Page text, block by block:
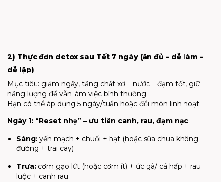
2) Thực đơn detox sau Tết 7 ngày (ăn đủ – dễ làm –
dễ lặp)
Mục tiêu: giảm ngấy, tăng chất xơ – nước – đạm tốt, giữ
năng lượng để vẫn làm việc bình thường.
Bạn có thể áp dụng 5 ngày/tuần hoặc đổi món linh hoạt.
Ngày 1: “Reset nhẹ” – ưu tiên canh, rau, đạm nạc
Sáng: yến mạch + chuối + hạt (hoặc sữa chua không
đường + trái cây)
Trưa: cơm gạo lứt (hoặc cơm ít) + ức gà/ cá hấp + rau
luộc + canh rau